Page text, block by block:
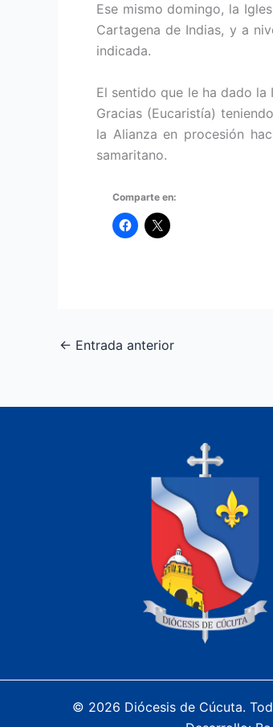
Ese mismo domingo, la
Cartagena de Indias, y a
indicada.
El sentido que le ha dado la
Gracias (Eucaristía)
la Alianza en procesión
samaritano.
Comparte en:
← Entrada anterior
© 2026 Diócesis de Cúcuta.